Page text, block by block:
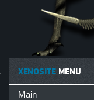
XENOSITEMENU
Main